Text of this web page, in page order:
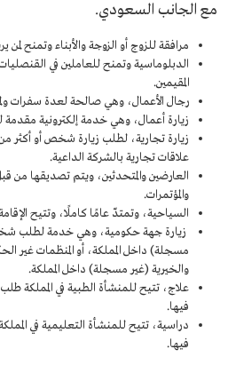
مع الجانب السعودي.
مرافقة للزوج أو الزوجة والأبناء وتمنح لمن
الدبلوماسية وتمنح للعاملين في
المقيمين.
رجال الأعمال، وهي صالحة لعدة سفرات ولمدة 12
زيارة أعمال، وهي خدمة إلكترونية مقدمة
زيارة تجارية، لطلب زيارة شخص أو أكثر
علاقات تجارية بالشركة الداعية.
العارضين والمتحدثين، ويتم تصديقها من
والمؤتمرات.
السياحية، وتمتدّ عامًا كاملًا، وتتيح الإقامة في
زيارة جهة حكومية، وهي خدمة لطلب
مسجلة) داخل المملكة، أو المنظمات غير
والخيرية (غير مسجلة) داخل المملكة.
علاج، تتيح للمنشأة الطبية في المملكة
فيها.
دراسية، تتيح للمنشأة التعليمية في
فيها.